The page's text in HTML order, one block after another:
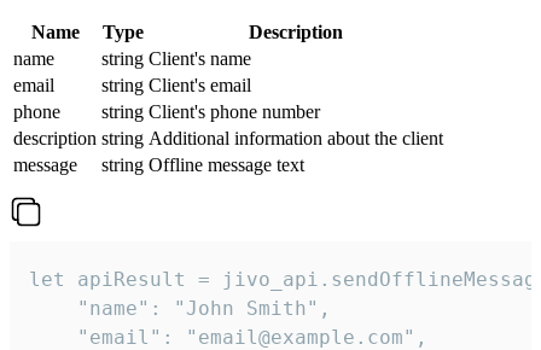
Name Type
Description
name
string Client's name
email
string Client's email
phone
string Client's phone number
description string Additional information about the client
message
string Offline message text
let apiResult =
    "name": "John Smith",
    "email": "email@example.com",